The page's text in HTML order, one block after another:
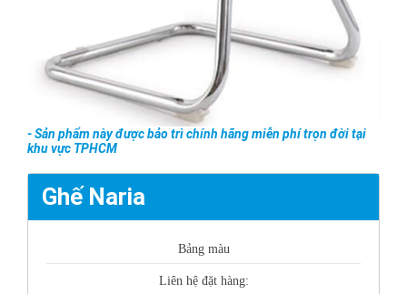
- Sản phẩm này được bảo trì chính hãng miễn phí trọn đời tại
khu vực TPHCM
Ghế Naria
Bảng màu
Liên hệ đặt hàng: